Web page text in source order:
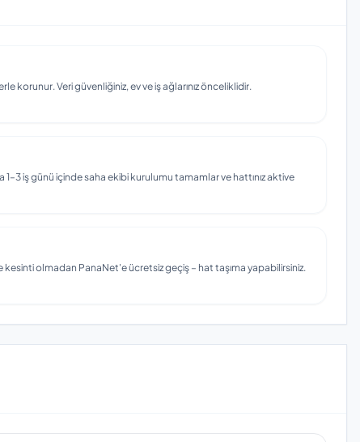
korunur. Veri güvenliğiniz, ev ve iş ağlarınız önceliklidir.
iş günü içinde saha ekibi kurulumu tamamlar ve hattınız aktive
kesinti olmadan PanaNet'e ücretsiz geçiş – hat taşıma yapabilirsiniz.